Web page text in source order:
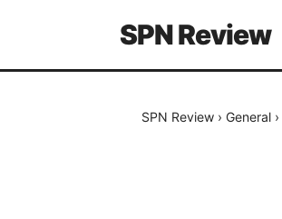
SPN Review
SPN Review › General ›